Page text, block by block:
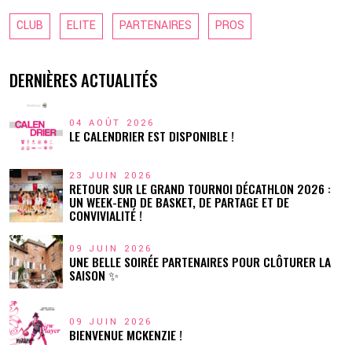
CLUB ELITE PARTENAIRES PROS
DERNIÈRES ACTUALITÉS
04 AOÛT 2026
LE CALENDRIER EST DISPONIBLE !
23 JUIN 2026
RETOUR SUR LE GRAND TOURNOI DÉCATHLON 2026 :
UN WEEK-END DE BASKET, DE PARTAGE ET DE
CONVIVIALITÉ !
09 JUIN 2026
UNE BELLE SOIRÉE PARTENAIRES POUR CLÔTURER LA
SAISON ✨
09 JUIN 2026
BIENVENUE MCKENZIE !